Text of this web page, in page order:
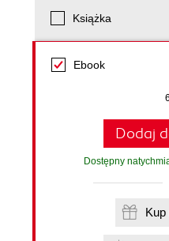
Książka
Ebook
Dodaj
Dostępny